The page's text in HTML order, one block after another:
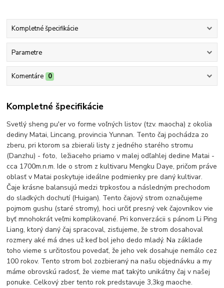
Kompletné špecifikácie
Parametre
Komentáre 0
Kompletné špecifikácie
Svetlý sheng pu'er vo forme voľných listov (tzv. maocha) z okolia
dediny Matai, Lincang, provincia Yunnan. Tento čaj pochádza zo
zberu, pri ktorom sa zbierali listy z jedného starého stromu
(Danzhu) - foto, ležiaceho priamo v malej odľahlej dedine Matai -
cca 1700m.n.m. Ide o strom z kultivaru Mengku Daye, pričom práve
oblasť v Matai poskytuje ideálne podmienky pre daný kultivar.
Čaje krásne balansujú medzi trpkosťou a následným prechodom
do sladkých dochutí (Huigan). Tento čajový strom označujeme
pojmom gushu (staré stromy), hoci určiť presný vek čajovníkov vie
byť mnohokrát veľmi komplikované. Pri konverzácii s pánom Li Ping
Liang, ktorý daný čaj spracoval, zisťujeme, že strom dosahoval
rozmery aké má dnes už keď bol jeho dedo mladý. Na základe
toho vieme s určitosťou povedať, že jeho vek dosahuje nemálo cez
100 rokov. Tento strom bol zozbieraný na našu objednávku a my
máme obrovskú radosť, že vieme mať takýto unikátny čaj v našej
ponuke. Celkový zber tento rok predstavuje 3,3kg maoche.